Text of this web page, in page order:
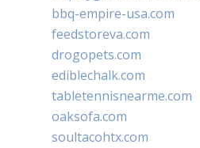
bbq-empire-usa.com
feedstoreva.com
drogopets.com
ediblechalk.com
tabletennisnearme.com
oaksofa.com
soultacohtx.com